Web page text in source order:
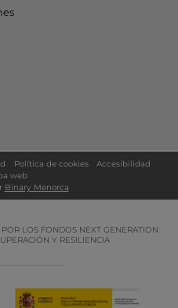
Política de cookies
Accesibilidad
web
Binary Menorca
LOS FONDOS NEXT GENERATION
Y RESILIENCIA